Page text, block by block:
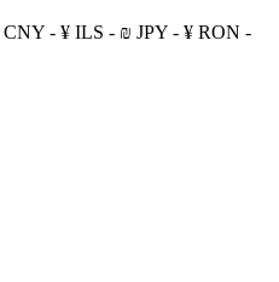
CNY - ¥ ILS - ₪ JPY - ¥ RON -